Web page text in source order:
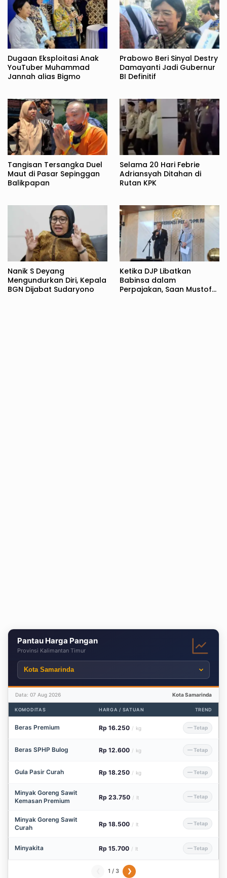
Dugaan Eksploitasi Anak
YouTuber Muhammad
Jannah alias Bigmo
Prabowo Beri Sinyal Destry
Damayanti Jadi Gubernur
BI Definitif
Tangisan Tersangka Duel
Maut di Pasar Sepinggan
Balikpapan
Selama 20 Hari Febrie
Adriansyah Ditahan di
Rutan KPK
Nanik S Deyang
Mengundurkan Diri, Kepala
BGN Dijabat Sudaryono
Ketika DJP Libatkan
Babinsa dalam
Perpajakan, Saan Mustofa:
Pantau Harga Pangan
Provinsi Kalimantan Timur
Data: 07 Aug 2026 Kota Samarinda
KOMODITAS HARGA / SATUAN TREND
Beras Premium Rp 16.250 / kg — Tetap
Beras SPHP Bulog Rp 12.600 / kg — Tetap
Gula Pasir Curah Rp 18.250 / kg — Tetap
Minyak Goreng Sawit
Kemasan Premium
Rp 23.750 / lt — Tetap
Minyak Goreng Sawit
Curah
Rp 18.500 / lt — Tetap
Minyakita Rp 15.700 / lt — Tetap
1 / 3 ❯